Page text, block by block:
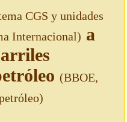
CGS y unidades
Internacional) a
(BBOE,